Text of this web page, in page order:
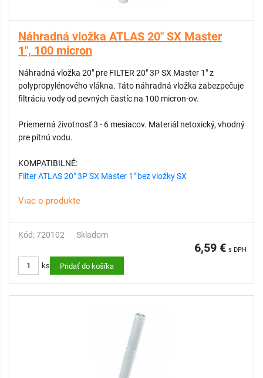
Náhradná vložka ATLAS 20" SX Master
1", 100 micron
Náhradná vložka 20" pre FILTER 20" 3P SX Master 1" z
polypropylénového vlákna. Táto náhradná vložka zabezpečuje
filtráciu vody od pevných častíc na 100 micron-ov.
Priemerná životnosť 3 - 6 mesiacov. Materiál netoxický, vhodný
pre pitnú vodu.
KOMPATIBILNÉ:
Filter ATLAS 20" 3P SX Master 1" bez vložky SX
Viac o produkte
Kód: 720102 Skladom
6,59 € s DPH
ks Pridať do košíka